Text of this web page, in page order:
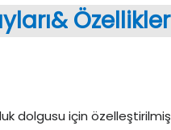
Özellikler